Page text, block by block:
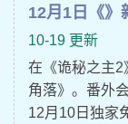
12月1日《》
10-19 更新
在《诡秘之主2
角落》。番外
12月10日独家